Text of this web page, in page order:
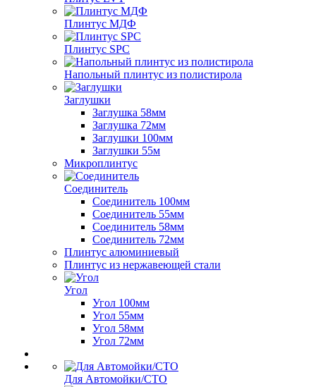
Плинтус МДФ
Плинтус SPC
Напольный плинтус из полистирола
Заглушки
Заглушка 58мм
Заглушка 72мм
Заглушки 100мм
Заглушки 55м
Микроплинтус
Соединитель
Соединитель 100мм
Соединитель 55мм
Соединитель 58мм
Соединитель 72мм
Плинтус алюминиевый
Плинтус из нержавеющей стали
Угол
Угол 100мм
Угол 55мм
Угол 58мм
Угол 72мм
Для Автомойки/СТО